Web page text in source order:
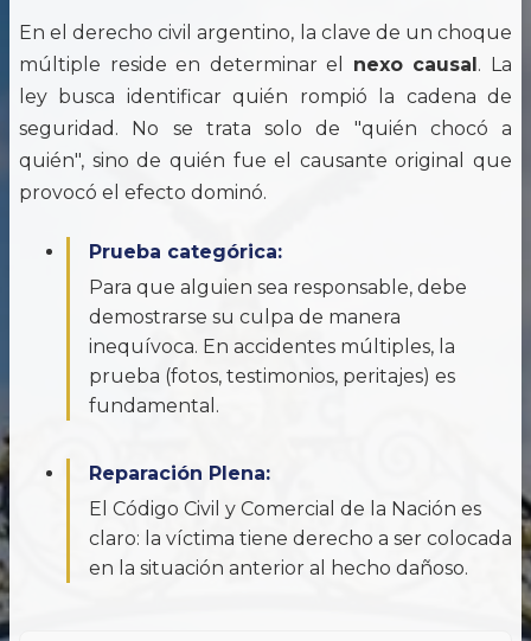
En el derecho civil argentino, la clave de un choque
múltiple reside en determinar el nexo causal . La
ley busca identificar quién rompió la cadena de
seguridad. No se trata solo de "quién chocó a
quién", sino de quién fue el causante original que
provocó el efecto dominó.
Prueba categórica:
Para que alguien sea responsable, debe
demostrarse su culpa de manera
inequívoca. En accidentes múltiples, la
prueba (fotos, testimonios, peritajes) es
fundamental.
Reparación Plena:
El Código Civil y Comercial de la Nación es
claro: la víctima tiene derecho a ser colocada
en la situación anterior al hecho dañoso.